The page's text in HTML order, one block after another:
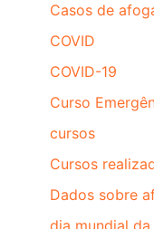
Casos de
COVID
COVID-19
Curso
cursos
Cursos
Dados sobre
dia mundial